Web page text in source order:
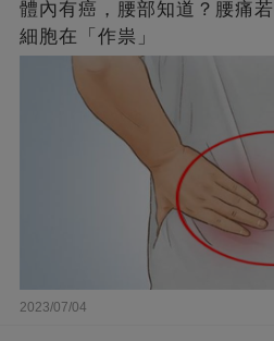
體內有癌，腰部知道？腰痛
細胞在「作祟」
2023/07/04